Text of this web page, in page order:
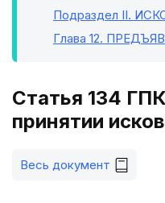
Подраздел II.
Глава 12.
Статья 134
принятии
Весь документ